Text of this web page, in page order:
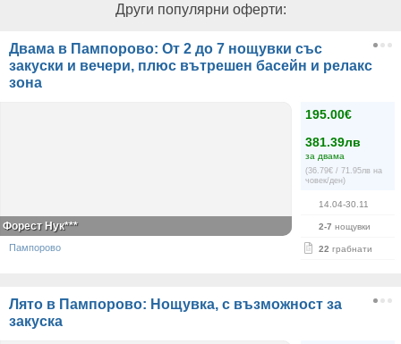
Други популярни оферти:
Двама в Пампорово: От 2 до 7 нощувки със
закуски и вечери, плюс вътрешен басейн и релакс
зона
195.00€
381.39лв
за двама
(36.79€ / 71.95лв на
човек/ден)
14.04-30.11
2-7 нощувки
22 грабнати
Форест Нук***
Пампорово
Лято в Пампорово: Нощувка, с възможност за
закуска